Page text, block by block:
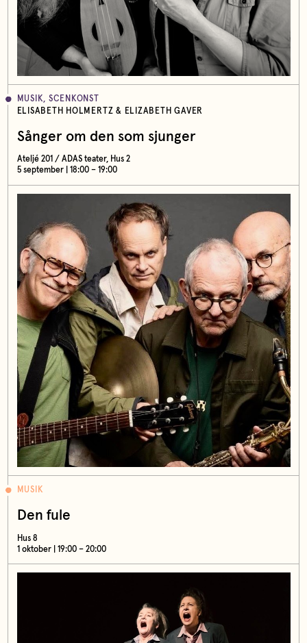
MUSIK, SCENKONST
ELISABETH HOLMERTZ & ELIZABETH GAVER
Sånger om den som sjunger
Ateljé 201 / ADAS teater, Hus 2
5 september | 18:00 – 19:00
MUSIK
Den fule
Hus 8
1 oktober | 19:00 – 20:00